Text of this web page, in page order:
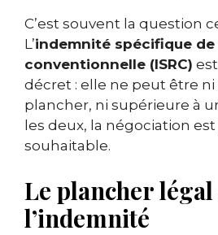
C’est souvent la question
L’indemnité spécifique
conventionnelle (ISRC)
décret : elle ne peut être
plancher, ni supérieure à
les deux, la négociation
souhaitable.
Le plancher légal
l’indemnité